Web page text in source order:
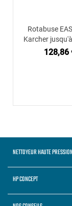
Rotabuse
Karcher
128,86
NETTOYEUR HAUTE PRESSION
HP CONCEPT